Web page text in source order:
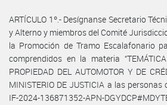
ARTÍCULO 1º.- Desígnanse Secretario
y Alterno y miembros del Comité
la Promoción de Tramo Escalafonario
comprendidos en la materia
PROPIEDAD DEL AUTOMOTOR Y DE
MINISTERIO DE JUSTICIA a las
IF-2024-136871352-APN-